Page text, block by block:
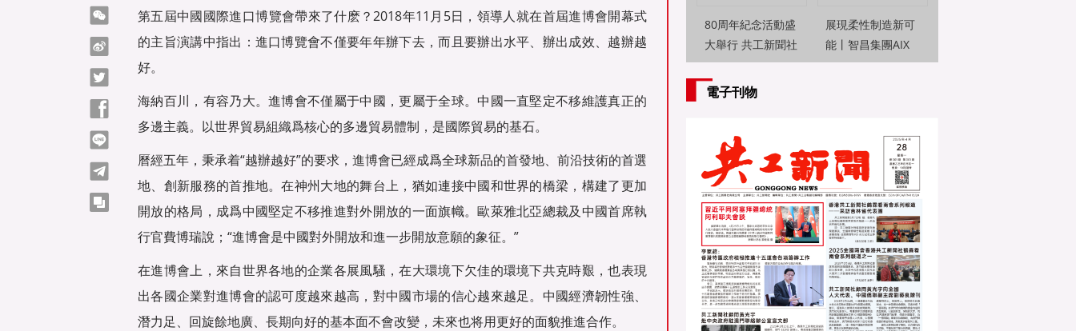
第五屆中國國際進口博覽會帶來了什麽？2018年11月5日，領導人就在首屆進博會開幕式
的主旨演講中指出：進口博覽會不僅要年年辦下去，而且要辦出水平、辦出成效、越辦越
好。
海納百川，有容乃大。進博會不僅屬于中國，更屬于全球。中國一直堅定不移維護真正的
多邊主義。以世界貿易組織爲核心的多邊貿易體制，是國際貿易的基石。
曆經五年，秉承着“越辦越好”的要求，進博會已經成爲全球新品的首發地、前沿技術的首選
地、創新服務的首推地。在神州大地的舞台上，猶如連接中國和世界的橋梁，構建了更加
開放的格局，成爲中國堅定不移推進對外開放的一面旗幟。歐萊雅北亞總裁及中國首席執
行官費博瑞說；“進博會是中國對外開放和進一步開放意願的象征。”
在進博會上，來自世界各地的企業各展風騷，在大環境下欠佳的環境下共克時艱，也表現
出各國企業對進博會的認可度越來越高，對中國市場的信心越來越足。中國經濟韌性強、
潛力足、回旋餘地廣、長期向好的基本面不會改變，未來也将用更好的面貌推進合作。
80周年紀念活動盛
大舉行 共工新聞社
特約新聞觀察員前
方直擊
展現柔性制造新可
能丨智昌集團AIX
機器人亮相2025世
電子刊物